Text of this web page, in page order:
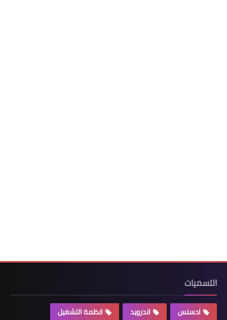
التسميات
ادسنس اندرويد
انظمة التشغيل